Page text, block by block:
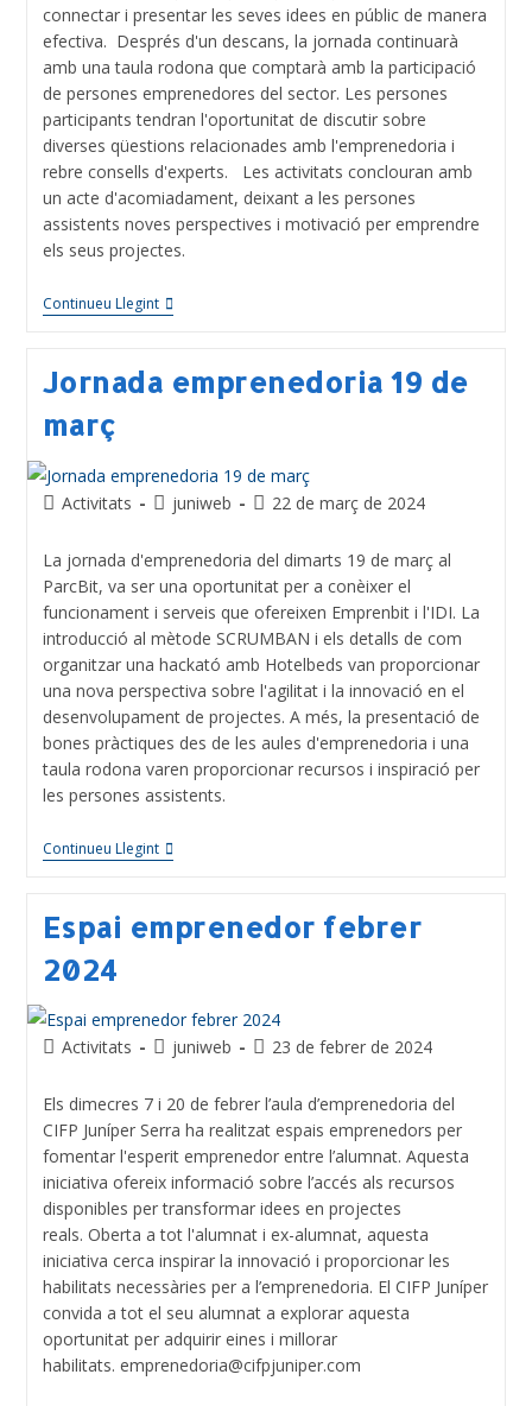
connectar i presentar les seves idees en públic de manera
efectiva. Després d'un descans, la jornada continuarà
amb una taula rodona que comptarà amb la participació
de persones emprenedores del sector. Les persones
participants tendran l'oportunitat de discutir sobre
diverses qüestions relacionades amb l'emprenedoria i
rebre consells d'experts. Les activitats conclouran amb
un acte d'acomiadament, deixant a les persones
assistents noves perspectives i motivació per emprendre
els seus projectes.
Continueu Llegint
Jornada emprenedoria 19 de
març
Activitats juniweb 22 de març de 2024
La jornada d'emprenedoria del dimarts 19 de març al
ParcBit, va ser una oportunitat per a conèixer el
funcionament i serveis que ofereixen Emprenbit i l'IDI. La
introducció al mètode SCRUMBAN i els detalls de com
organitzar una hackató amb Hotelbeds van proporcionar
una nova perspectiva sobre l'agilitat i la innovació en el
desenvolupament de projectes. A més, la presentació de
bones pràctiques des de les aules d'emprenedoria i una
taula rodona varen proporcionar recursos i inspiració per
les persones assistents.
Continueu Llegint
Espai emprenedor febrer
2024
Activitats juniweb 23 de febrer de 2024
Els dimecres 7 i 20 de febrer l’aula d’emprenedoria del
CIFP Juníper Serra ha realitzat espais emprenedors per
fomentar l'esperit emprenedor entre l’alumnat. Aquesta
iniciativa ofereix informació sobre l’accés als recursos
disponibles per transformar idees en projectes
reals. Oberta a tot l'alumnat i ex-alumnat, aquesta
iniciativa cerca inspirar la innovació i proporcionar les
habilitats necessàries per a l’emprenedoria. El CIFP Juníper
convida a tot el seu alumnat a explorar aquesta
oportunitat per adquirir eines i millorar
habilitats. emprenedoria@cifpjuniper.com